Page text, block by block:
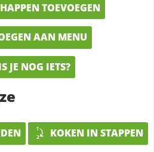
TOEVOEGEN
AAN MENU
JE NOG IETS?
KOKEN IN STAPPEN